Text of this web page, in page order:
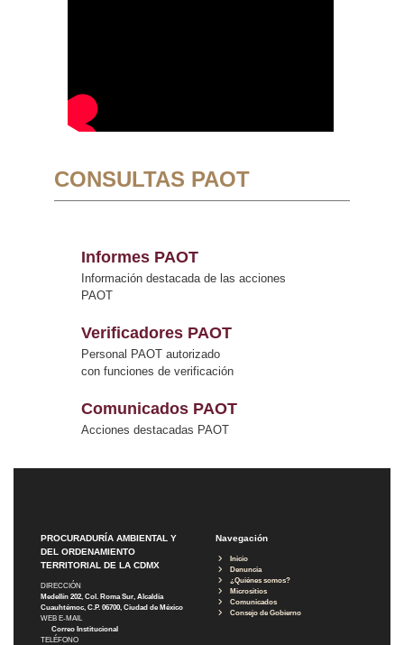
CONSULTAS PAOT
Informes PAOT
Información destacada de las acciones
PAOT
Verificadores PAOT
Personal PAOT autorizado
con funciones de verificación
Comunicados PAOT
Acciones destacadas PAOT
PROCURADURÍA AMBIENTAL Y
DEL ORDENAMIENTO
TERRITORIAL DE LA CDMX
DIRECCIÓN
Medellín 202, Col. Roma Sur, Alcaldía
Cuauhtémoc, C.P. 06700, Ciudad de México
WEB E-MAIL
Correo Institucional
TELÉFONO
Navegación
Inicio
Denuncia
¿Quiénes somos?
Micrositios
Comunicados
Consejo de Gobierno